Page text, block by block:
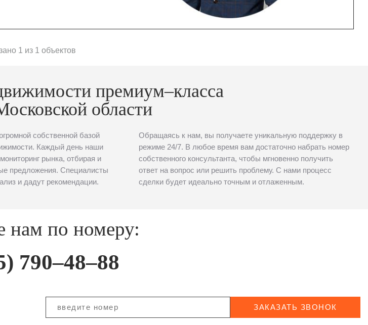
1 из 1 объектов
премиум–класса
области
собственной базой
Каждый день наши
рынка, отбирая и
предложения. Специалисты
и дадут рекомендации.
Обращаясь к нам, вы получаете уникальную поддержку в
режиме 24/7. В любое время вам достаточно набрать номер
собственного консультанта, чтобы мгновенно получить
ответ на вопрос или решить проблему. С нами процесс
сделки будет идеально точным и отлаженным.
нам по номеру:
790–48–88
ЗАКАЗАТЬ ЗВОНОК